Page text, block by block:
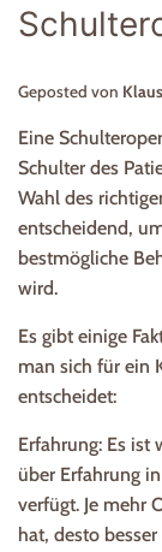
Geposted von
Eine
Schulter des
Wahl des
entscheidend,
bestmögliche
wird.
Es gibt einige
man sich für ein
entscheidet:
Erfahrung: Es ist
über Erfahrung
verfügt. Je mehr
hat, desto